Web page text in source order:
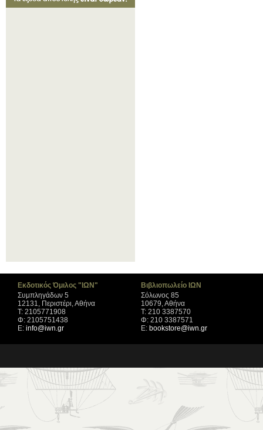
Εκδοτικός Όμιλος "ΙΩΝ"
Συμπληγάδων 5
12131, Περιστέρι, Αθήνα
Τ: 2105771908
Φ: 2105751438
Ε: info@iwn.gr
Βιβλιοπωλείο ΙΩΝ
Σόλωνος 85
10679, Αθήνα
Τ: 210 3387570
Φ: 210 3387571
Ε: bookstore@iwn.gr